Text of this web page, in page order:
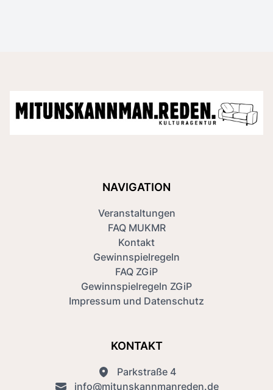
NAVIGATION
Veranstaltungen
FAQ MUKMR
Kontakt
Gewinnspielregeln
FAQ ZGiP
Gewinnspielregeln ZGiP
Impressum und Datenschutz
KONTAKT
Parkstraße 4
info@mitunskannmanreden.de